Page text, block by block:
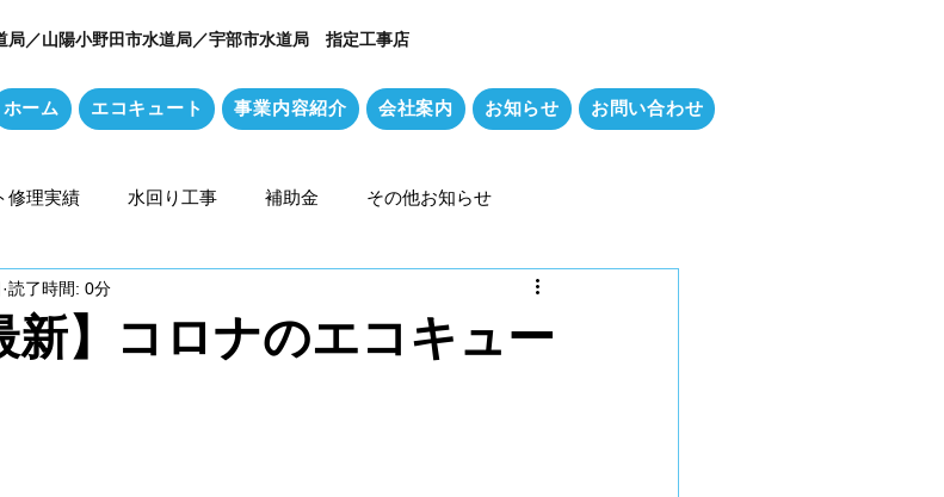
ホーム エコキュート 事業内容紹介 会社案内 お知らせ お問い合わせ
局／山陽小野田市水道局／宇部市水道局 指定工事店
修理実績 水回り工事 補助金 その他お知らせ
新】コロナのエコキュー
読了時間: 0分